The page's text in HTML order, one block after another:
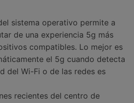
sistema operativo permite a
de una experiencia 5g más
compatibles. Lo mejor es
el 5g cuando detecta
del Wi-Fi o de las redes es
recientes del centro de